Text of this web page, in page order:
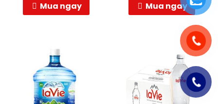
Mua ngay Mua ngay